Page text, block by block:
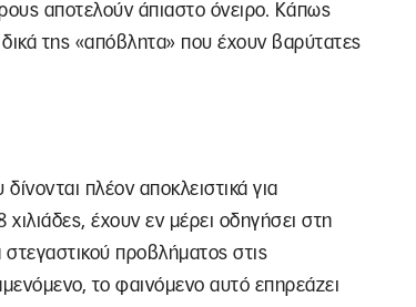
αποτελούν άπιαστο όνειρο. Κάπως
της «απόβλητα» που έχουν βαρύτατες
πλέον αποκλειστικά για
έχουν εν μέρει οδηγήσει στη
προβλήματος στις
το φαινόμενο αυτό επηρεάζει